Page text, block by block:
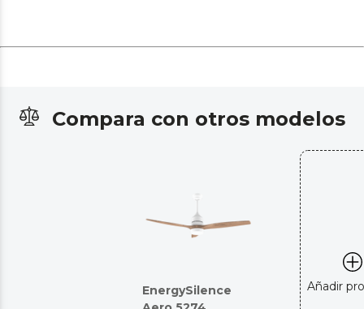
Compara con otros modelos
EnergySilence
Añadir